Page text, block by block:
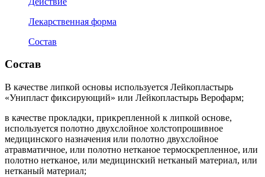
Лекарственная форма
Состав
Состав
В качестве липкой основы используется Лейкопластырь
«Унипласт фиксирующий» или Лейкопластырь Верофарм;
в качестве прокладки, прикрепленной к липкой основе,
используется полотно двухслойное холстопрошивное
медицинского назначения или полотно двухслойное
атравматичное, или полотно нетканое термоскрепленное, или
полотно нетканое, или медицинский нетканый материал, или
нетканый материал;